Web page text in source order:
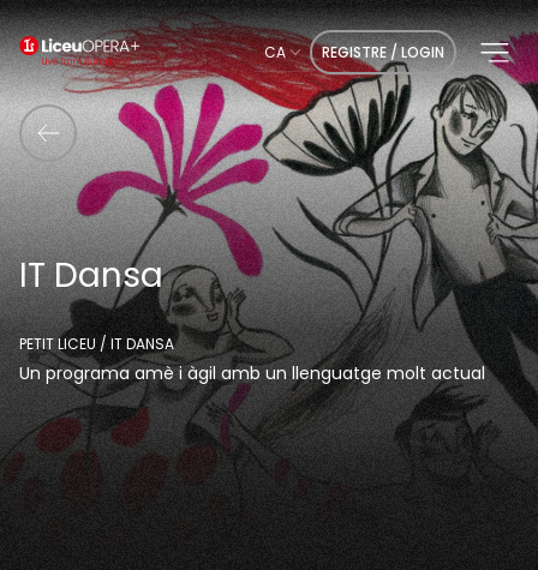
CA REGISTRE / LOGIN
IT Dansa
PETIT LICEU / IT DANSA
Un programa amè i àgil amb un llenguatge molt actual